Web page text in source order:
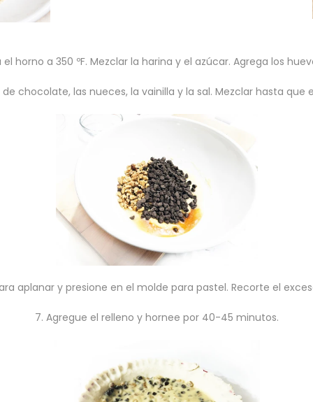
horno a 350 ºF. Mezclar la harina y el azúcar. Agrega los
de chocolate, las nueces, la vainilla y la sal. Mezclar hasta que
aplanar y presione en el molde para pastel. Recorte el
7. Agregue el relleno y hornee por 40-45 minutos.